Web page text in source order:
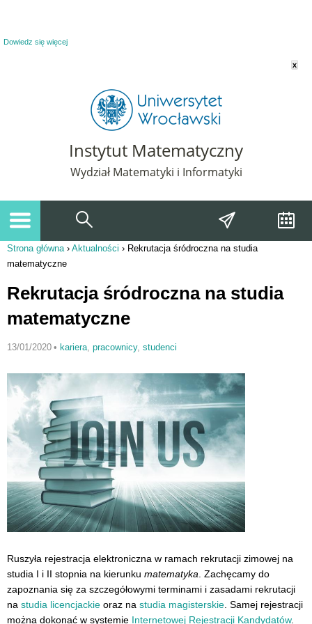
Dowiedz się więcej
x
Instytut Matematyczny
Wydział Matematyki i Informatyki
Jesteś tutaj
Strona główna› Aktualności › Rekrutacja śródroczna na studia
matematyczne
Rekrutacja śródroczna na studia
matematyczne
13/01/2020 • kariera, pracownicy, studenci
Ruszyła rejestracja elektroniczna w ramach rekrutacji zimowej na
studia I i II stopnia na kierunku matematyka . Zachęcamy do
zapoznania się za szczegółowymi terminami i zasadami rekrutacji
na studia licencjackie oraz na studia magisterskie . Samej rejestracji
można dokonać w systemie Internetowej Rejestracji Kandydatów.